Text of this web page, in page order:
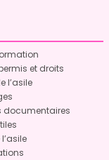
et droits
l’asile
documentaires